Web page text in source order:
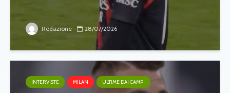
Redazione 28/07/2026
INTERVISTE MILAN ULTIME DAI CAMPI